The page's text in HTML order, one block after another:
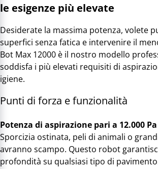
le esigenze più elevate
Desiderate la massima potenza, volete
superfici senza fatica e intervenire il
Bot Max 12000 è il nostro modello
soddisfa i più elevati requisiti di
igiene.
Punti di forza e funzionalità
Potenza di aspirazione pari a 12.000 Pa
Sporcizia ostinata, peli di animali o
avranno scampo. Questo robot
profondità su qualsiasi tipo di